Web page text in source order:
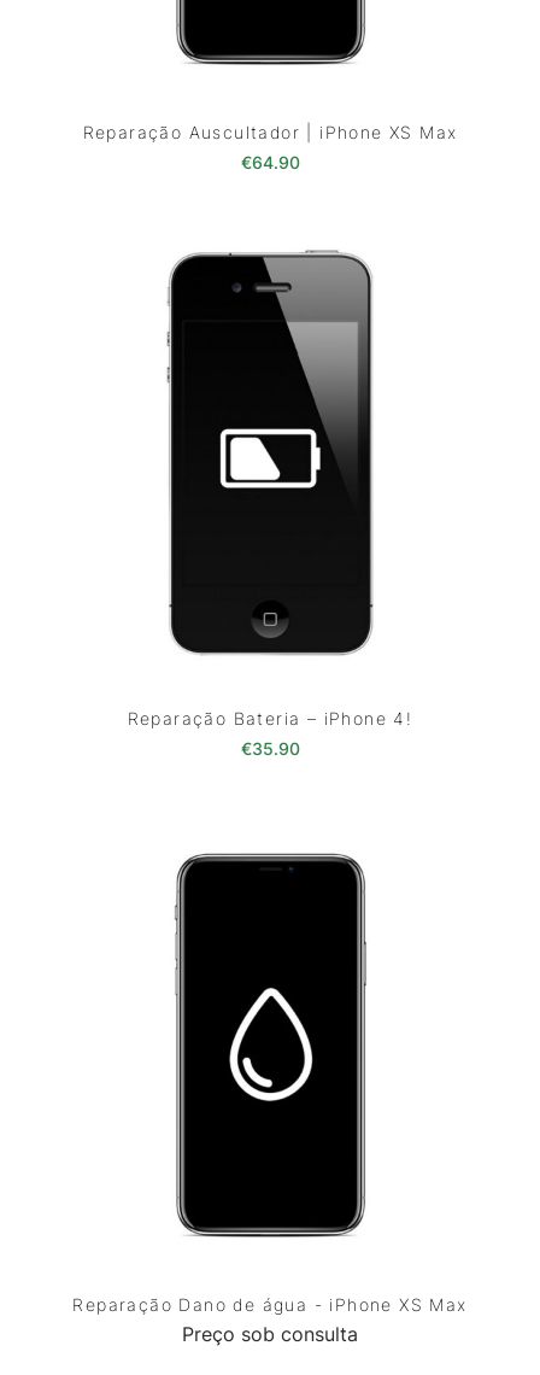
Reparação Auscultador | iPhone XS Max
€64.90
Reparação Bateria – iPhone 4!
€35.90
Reparação Dano de água - iPhone XS Max
Preço sob consulta